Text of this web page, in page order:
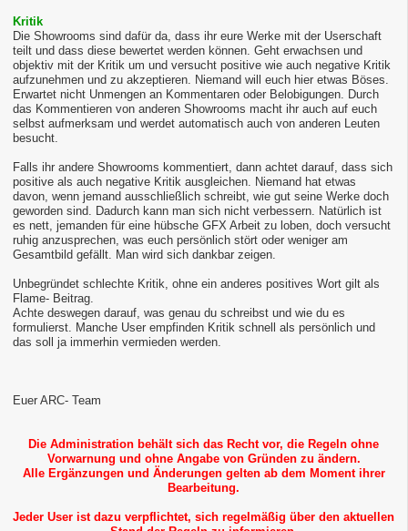
Kritik
Die Showrooms sind dafür da, dass ihr eure Werke mit der Userschaft
teilt und dass diese bewertet werden können. Geht erwachsen und
objektiv mit der Kritik um und versucht positive wie auch negative Kritik
aufzunehmen und zu akzeptieren. Niemand will euch hier etwas Böses.
Erwartet nicht Unmengen an Kommentaren oder Belobigungen. Durch
das Kommentieren von anderen Showrooms macht ihr auch auf euch
selbst aufmerksam und werdet automatisch auch von anderen Leuten
besucht.
Falls ihr andere Showrooms kommentiert, dann achtet darauf, dass sich
positive als auch negative Kritik ausgleichen. Niemand hat etwas
davon, wenn jemand ausschließlich schreibt, wie gut seine Werke doch
geworden sind. Dadurch kann man sich nicht verbessern. Natürlich ist
es nett, jemanden für eine hübsche GFX Arbeit zu loben, doch versucht
ruhig anzusprechen, was euch persönlich stört oder weniger am
Gesamtbild gefällt. Man wird sich dankbar zeigen.
Unbegründet schlechte Kritik, ohne ein anderes positives Wort gilt als
Flame- Beitrag.
Achte deswegen darauf, was genau du schreibst und wie du es
formulierst. Manche User empfinden Kritik schnell als persönlich und
das soll ja immerhin vermieden werden.
Euer ARC- Team
Die Administration behält sich das Recht vor, die Regeln ohne
Vorwarnung und ohne Angabe von Gründen zu ändern.
Alle Ergänzungen und Änderungen gelten ab dem Moment ihrer
Bearbeitung.
Jeder User ist dazu verpflichtet, sich regelmäßig über den aktuellen